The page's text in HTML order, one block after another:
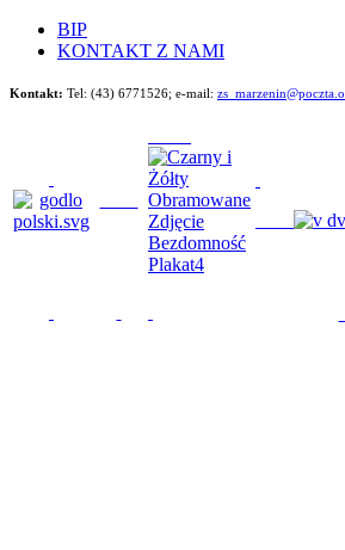
BIP
KONTAKT Z NAMI
Kontakt: Tel: (43) 6771526; e-mail: